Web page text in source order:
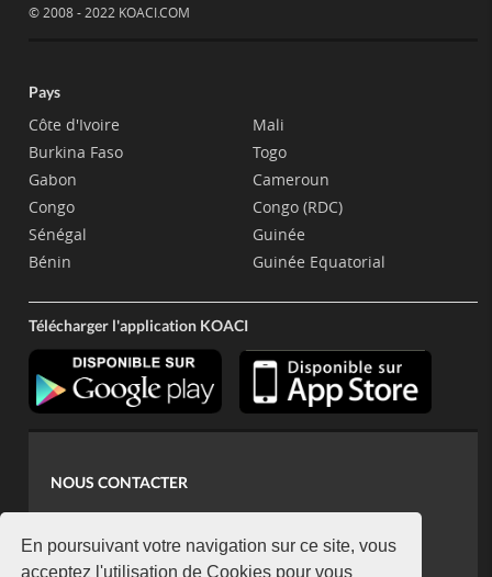
En poursuivant votre navigation sur ce site, vous
acceptez l'utilisation de Cookies pour vous
© 2008 - 2022 KOACI.COM
Pays
Côte d'Ivoire
Burkina Faso
Gabon
Congo
Sénégal
Bénin
Mali
Togo
Cameroun
Congo (RDC)
Guinée
Guinée Equatorial
Télécharger l'application KOACI
NOUS CONTACTER
koaci@yahoo.fr